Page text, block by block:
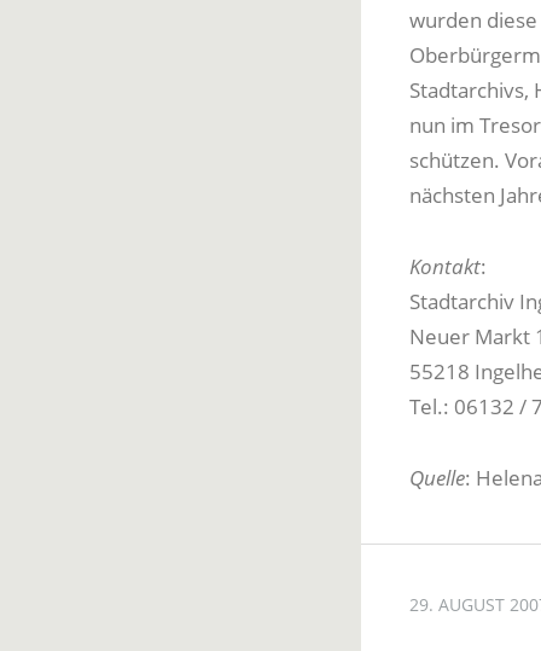
wurden
Stadtarchivs,
nun im
schützen.
nächsten
Kontakt:
Stadtarchiv
Neuer Markt 1
55218
Tel.: 06132 /
Quelle:
29. AUGUST